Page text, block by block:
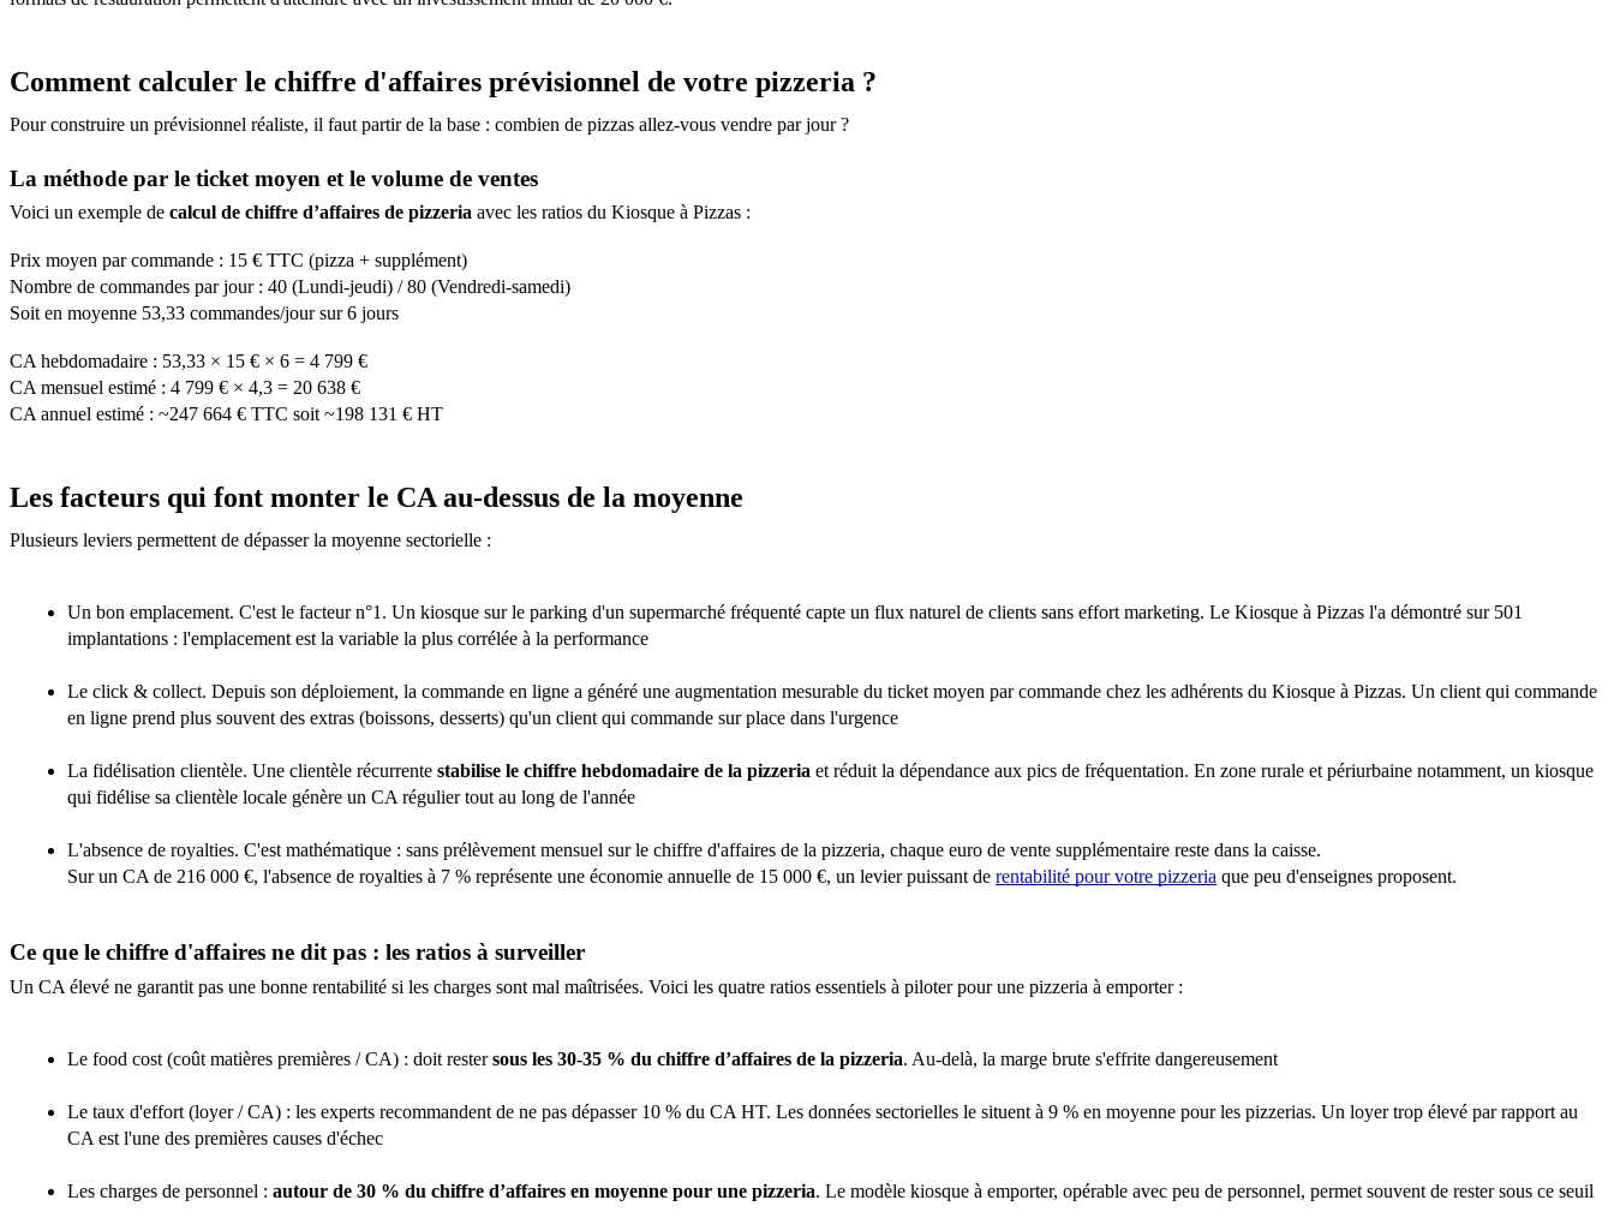
Comment calculer le chiffre d'affaires prévisionnel de votre pizzeria ?
Pour construire un prévisionnel réaliste, il faut partir de la base : combien de pizzas allez-vous vendre par jour ?
La méthode par le ticket moyen et le volume de ventes
Voici un exemple de calcul de chiffre d’affaires de pizzeria avec les ratios du Kiosque à Pizzas :
Prix moyen par commande : 15 € TTC (pizza + supplément)
Nombre de commandes par jour : 40 (Lundi-jeudi) / 80 (Vendredi-samedi)
Soit en moyenne 53,33 commandes/jour sur 6 jours
CA hebdomadaire : 53,33 × 15 € × 6 = 4 799 €
CA mensuel estimé : 4 799 € × 4,3 = 20 638 €
CA annuel estimé : ~247 664 € TTC soit ~198 131 € HT
Les facteurs qui font monter le CA au-dessus de la moyenne
Plusieurs leviers permettent de dépasser la moyenne sectorielle :
Un bon emplacement. C'est le facteur n°1. Un kiosque sur le parking d'un supermarché fréquenté capte un flux naturel de clients sans effort marketing. Le Kiosque à Pizzas l'a démontré sur 501
implantations : l'emplacement est la variable la plus corrélée à la performance
Le click & collect. Depuis son déploiement, la commande en ligne a généré une augmentation mesurable du ticket moyen par commande chez les adhérents du Kiosque à Pizzas. Un client qui commande
en ligne prend plus souvent des extras (boissons, desserts) qu'un client qui commande sur place dans l'urgence
La fidélisation clientèle. Une clientèle récurrente stabilise le chiffre hebdomadaire de la pizzeria et réduit la dépendance aux pics de fréquentation. En zone rurale et périurbaine notamment, un kiosque
qui fidélise sa clientèle locale génère un CA régulier tout au long de l'année
L'absence de royalties. C'est mathématique : sans prélèvement mensuel sur le chiffre d'affaires de la pizzeria, chaque euro de vente supplémentaire reste dans la caisse.
Sur un CA de 216 000 €, l'absence de royalties à 7 % représente une économie annuelle de 15 000 €, un levier puissant de rentabilité pour votre pizzeria que peu d'enseignes proposent.
Ce que le chiffre d'affaires ne dit pas : les ratios à surveiller
Un CA élevé ne garantit pas une bonne rentabilité si les charges sont mal maîtrisées. Voici les quatre ratios essentiels à piloter pour une pizzeria à emporter :
Le food cost (coût matières premières / CA) : doit rester sous les 30-35 % du chiffre d’affaires de la pizzeria. Au-delà, la marge brute s'effrite dangereusement
Le taux d'effort (loyer / CA) : les experts recommandent de ne pas dépasser 10 % du CA HT. Les données sectorielles le situent à 9 % en moyenne pour les pizzerias. Un loyer trop élevé par rapport au
CA est l'une des premières causes d'échec
Les charges de personnel : autour de 30 % du chiffre d’affaires en moyenne pour une pizzeria. Le modèle kiosque à emporter, opérable avec peu de personnel, permet souvent de rester sous ce seuil